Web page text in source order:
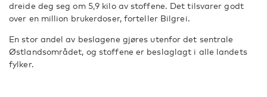
dreide deg seg om 5,9 kilo av stoffene. Det tilsvarer godt
over en million brukerdoser, forteller Bilgrei.
En stor andel av beslagene gjøres utenfor det sentrale
Østlandsområdet, og stoffene er beslaglagt i alle landets
fylker.